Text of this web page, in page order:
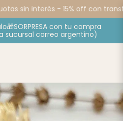
sin interés - 15% off con
con tu compra
sucursal correo argentino)